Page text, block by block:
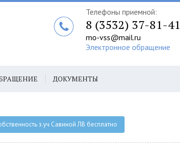
Телефоны приемной:
8 (3532) 37-81-41
mo-vss@mail.ru
Электронное обращение
ДОКУМЕНТЫ
з.уч Савиной ЛВ бесплатно